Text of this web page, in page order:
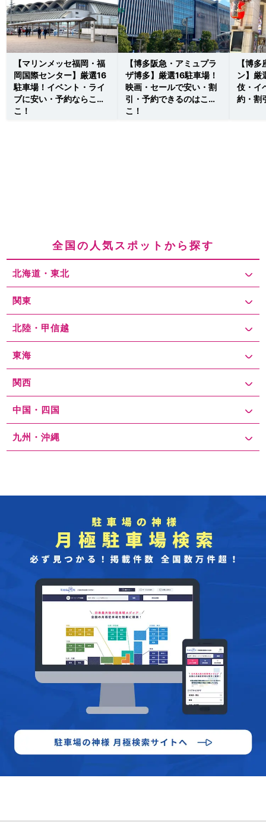
【マリンメッセ福岡・福
岡国際センター】厳選16
駐車場！イベント・ライ
ブに安い・予約ならこ
こ！
【博多阪急・アミュプラ
ザ博多】厳選16駐車場！
映画・セールで安い・割
引・予約できるのはこ
こ！
【博
ン】厳
伎・イ
約・割
全国の人気スポットから探す
北海道・東北
関東
北陸・甲信越
東海
関西
中国・四国
九州・沖縄